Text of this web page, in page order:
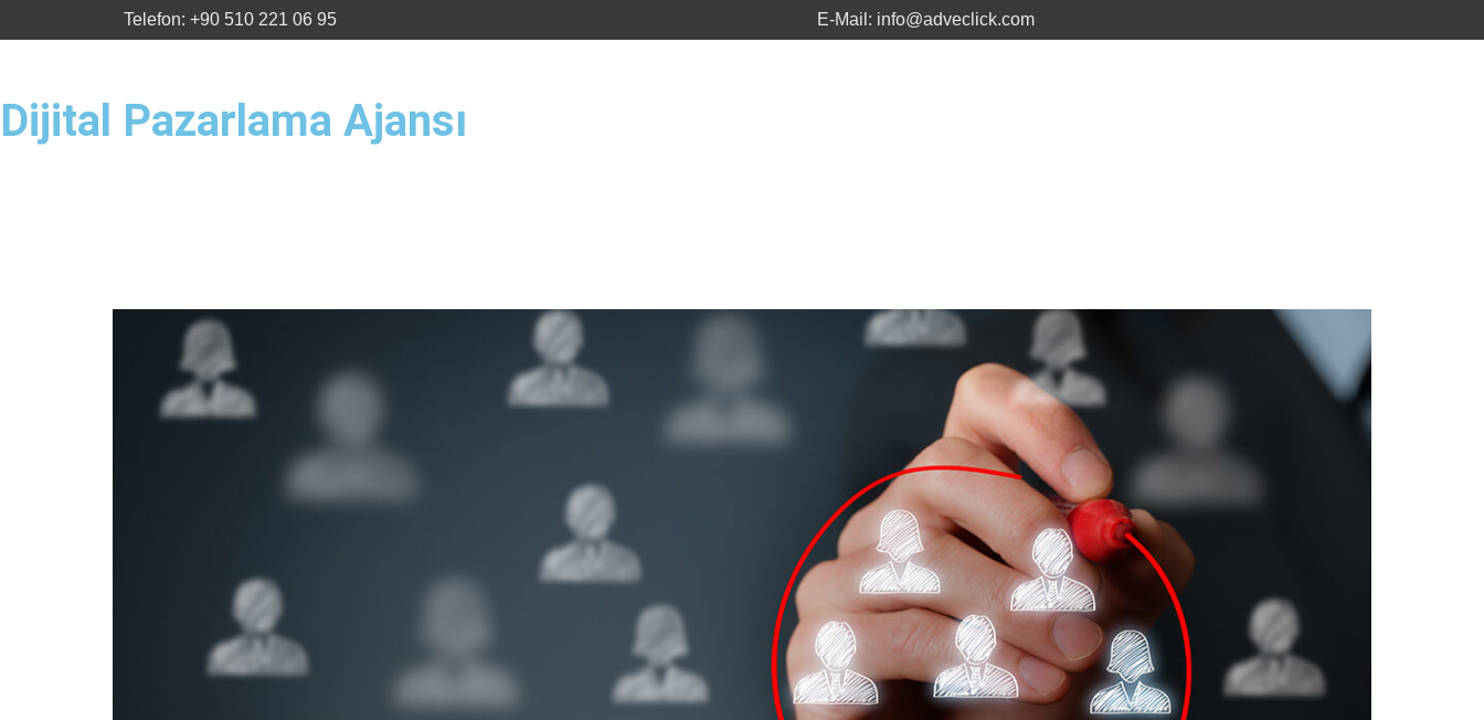
Telefon: +90 510 221 06 95 E-Mail: info@adveclick.com
Dijital Pazarlama Ajansı